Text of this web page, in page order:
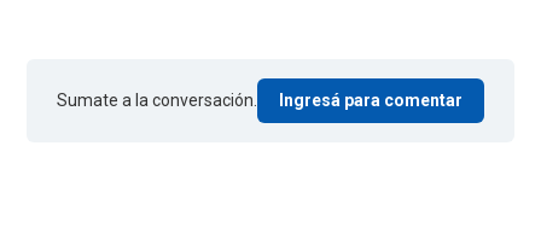
Sumate a la conversación. Ingresá para comentar